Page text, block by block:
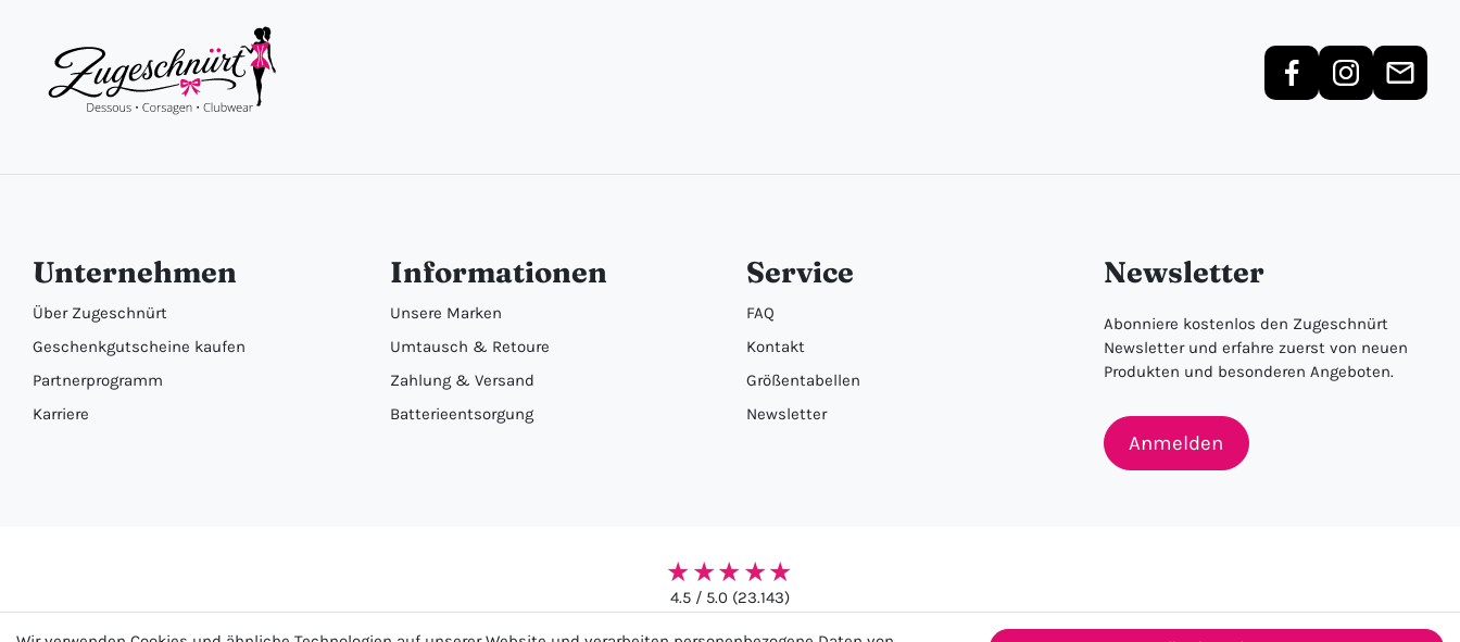
Unternehmen
Über Zugeschnürt
Geschenkgutscheine kaufen
Partnerprogramm
Karriere
Informationen
Unsere Marken
Umtausch & Retoure
Zahlung & Versand
Batterieentsorgung
Service
FAQ
Kontakt
Größentabellen
Newsletter
Newsletter
Abonniere kostenlos den Zugeschnürt
Newsletter und erfahre zuerst von neuen
Produkten und besonderen Angeboten.
Anmelden
★★★★★
4.5 / 5.0 (23.143)